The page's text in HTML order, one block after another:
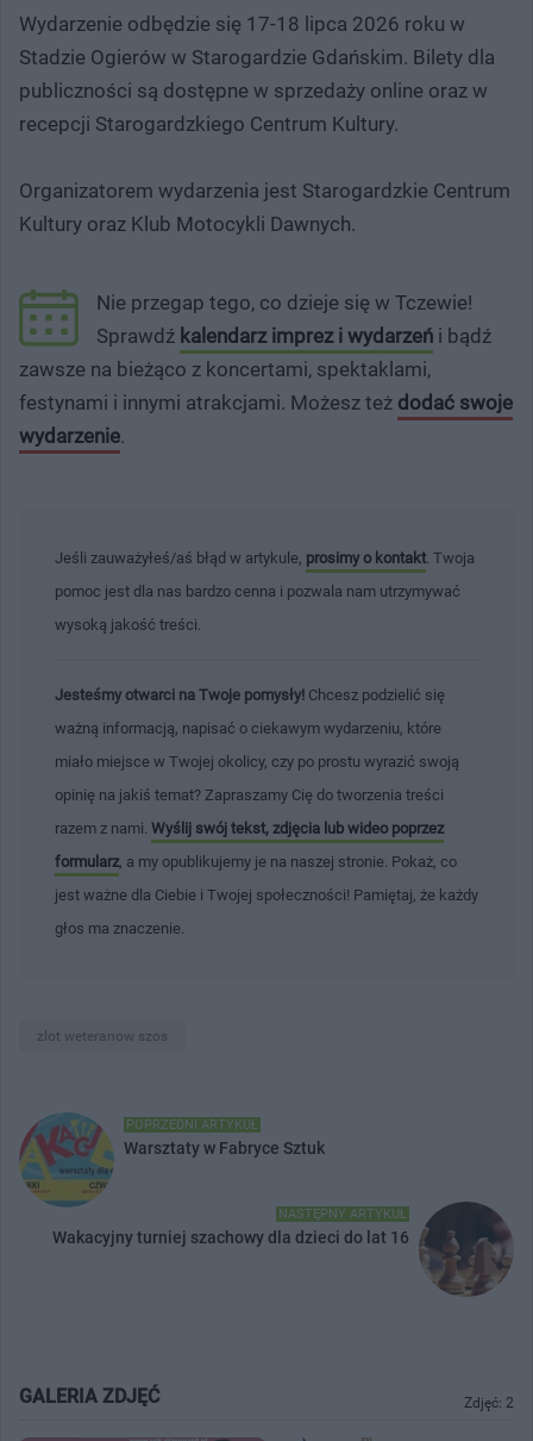
Wydarzenie odbędzie się 17-18 lipca 2026 roku w
Stadzie Ogierów w Starogardzie Gdańskim. Bilety dla
publiczności są dostępne w sprzedaży online oraz w
recepcji Starogardzkiego Centrum Kultury.
Organizatorem wydarzenia jest Starogardzkie Centrum
Kultury oraz Klub Motocykli Dawnych.
Nie przegap tego, co dzieje się w Tczewie!
Sprawdź kalendarz imprez i wydarzeń i bądź
zawsze na bieżąco z koncertami, spektaklami,
festynami i innymi atrakcjami. Możesz też dodać swoje
wydarzenie.
Jeśli zauważyłeś/aś błąd w artykule, prosimy o kontakt. Twoja
pomoc jest dla nas bardzo cenna i pozwala nam utrzymywać
wysoką jakość treści.
Jesteśmy otwarci na Twoje pomysły! Chcesz podzielić się
ważną informacją, napisać o ciekawym wydarzeniu, które
miało miejsce w Twojej okolicy, czy po prostu wyrazić swoją
opinię na jakiś temat? Zapraszamy Cię do tworzenia treści
razem z nami. Wyślij swój tekst, zdjęcia lub wideo poprzez
formularz, a my opublikujemy je na naszej stronie. Pokaż, co
jest ważne dla Ciebie i Twojej społeczności! Pamiętaj, że każdy
głos ma znaczenie.
zlot weteranow szos
POPRZEDNI ARTYKUŁ
Warsztaty w Fabryce Sztuk
NASTĘPNY ARTYKUŁ
Wakacyjny turniej szachowy dla dzieci do lat 16
Zdjęć: 2
GALERIA ZDJĘĆ